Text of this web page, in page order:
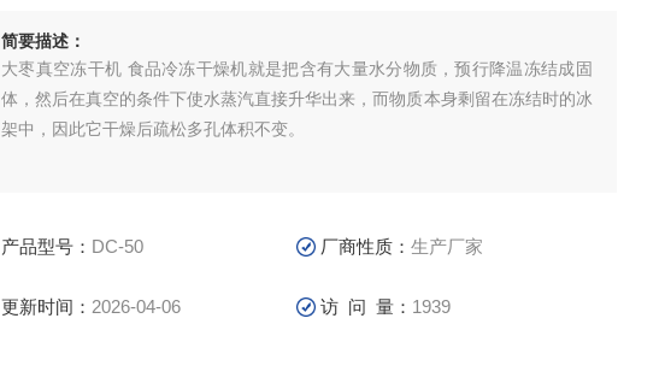
简要描述：
大枣真空冻干机 食品冷冻干燥机就是把含有大量水分物质，预行降温冻结成固
体，然后在真空的条件下使水蒸汽直接升华出来，而物质本身剩留在冻结时的冰
架中，因此它干燥后疏松多孔体积不变。
产品型号： DC-50 厂商性质：生产厂家
更新时间： 2026-04-06 访 问 量： 1939